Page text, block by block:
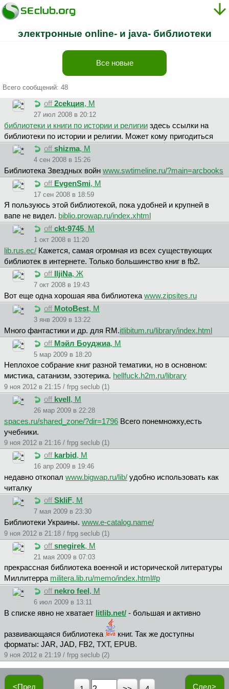
электронные online- и java- библиотеки
Все новые
Всего сообщений: 48
off 2cekция, М
27 июл 2008 в 20:12
библиотеки и книги по истории и религии здесь ссылки на
библиотеки по истории и религии. Может кому пригодиться
off shizma, М
4 сен 2008 в 15:26
Библиотека Звездных войн www.swtimeline.ru/?main=arcbooks
off EvgenSmi, М
17 сен 2008 в 18:59
Я пользуюсь этой библиотекой, пока удобней и крупней в
вапе не видел. biblio.prowap.ru/index.xhtml
off ckt-9745, М
1 окт 2008 в 11:20
lib.rus.ec/ Кажется, самая огромная из всех существующих
библиотек в интернете. Только большинство книг в fb2.
off
IljiNa, Ж
7 окт 2008 в 19:43
Вот еще одна хорошая ява библиотекаwww.zipsites.ru
off MotoBest, М
3 янв 2009 в 13:22
Много фантастики и др. для RM.itlibitum.ru/library/index.html
off Мэйл Боуджиа, М
5 мар 2009 в 18:20
Неплохое собрание книг разной тематики, но в основном:
мистика, сатанизм, эзотерика. hellfuck.h2m.ru/library
9 ноя 2012 в 21:15 / frpg seclub (1)
off kvell , М
26 мар 2009 в 22:28
spaces.ru/shared_zone/?dir=1796 Всего понемножку,есть
учебники.
9 ноя 2012 в 21:16 / frpg seclub (1)
off karbid, М
16 апр 2009 в 19:46
недавно откопал www.bigwap.ru/lib/ удобно использовать как
читалку
off SkliF, М
7 мая 2009 в 23:30
Библиотеки Украины. www.e-catalog.name/
9 ноя 2012 в 21:18 / frpg seclub (1)
off snegirek, М
21 мая 2009 в 07:03
прекрассная библиотека военной и исторической литературы
Миллитерра militera.lib.ru/memo/index.html#p
off nekro feel , М
6 июл 2009 в 13:11
В списке явно не хватает litlib.net/ - большая и активно
развивающаяся библиотека
книг. Так же доступны
форматы: JAR, JAD, FB2, TXT, EPUB.
9 ноя 2012 в 21:19 / frpg seclub (2)
<Пред След>